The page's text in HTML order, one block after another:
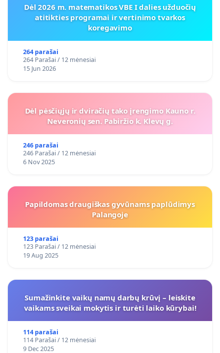
Dėl 2026 m. matematikos VBE I dalies užduočių
atitikties programai ir vertinimo tvarkos
koregavimo
264 parašai
264 Parašai / 12 mėnesiai
15 Jun 2026
Dėl pėsčiųjų ir dviračių tako įrengimo Kauno r.
Neveronių sen. Pabiržio k. Klevų g.
246 parašai
246 Parašai / 12 mėnesiai
6 Nov 2025
Papildomas draugiškas gyvūnams paplūdimys
Palangoje
123 parašai
123 Parašai / 12 mėnesiai
19 Aug 2025
Sumažinkite vaikų namų darbų krūvį – leiskite
vaikams sveikai mokytis ir turėti laiko kūrybai!
114 parašai
114 Parašai / 12 mėnesiai
9 Dec 2025